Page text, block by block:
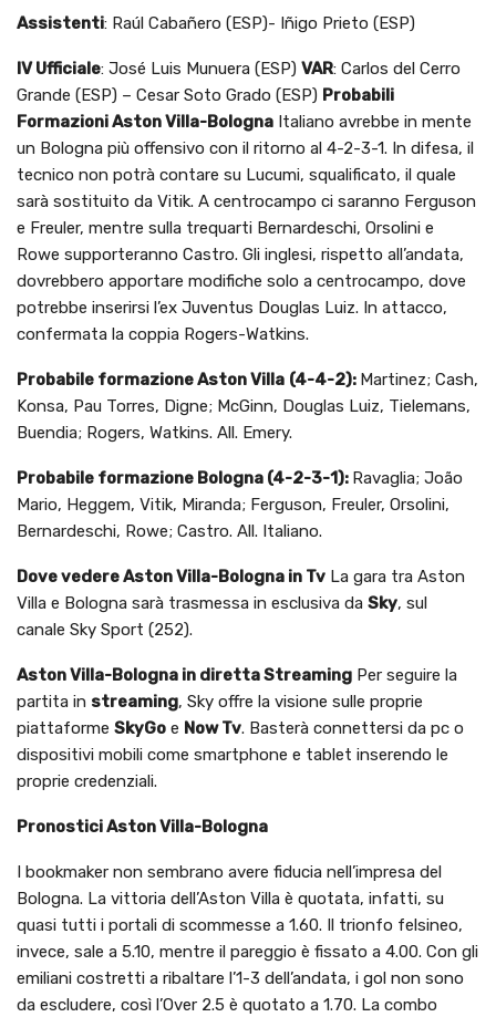
Assistenti: Raúl Cabañero (ESP)- Iñigo Prieto (ESP)
IV Ufficiale: José Luis Munuera (ESP) VAR: Carlos del Cerro
Grande (ESP) – Cesar Soto Grado (ESP) Probabili
Formazioni Aston Villa-Bologna Italiano avrebbe in mente
un Bologna più offensivo con il ritorno al 4-2-3-1. In difesa, il
tecnico non potrà contare su Lucumi, squalificato, il quale
sarà sostituito da Vitik. A centrocampo ci saranno Ferguson
e Freuler, mentre sulla trequarti Bernardeschi, Orsolini e
Rowe supporteranno Castro. Gli inglesi, rispetto all’andata,
dovrebbero apportare modifiche solo a centrocampo, dove
potrebbe inserirsi l’ex Juventus Douglas Luiz. In attacco,
confermata la coppia Rogers-Watkins.
Probabile formazione Aston Villa (4-4-2): Martinez; Cash,
Konsa, Pau Torres, Digne; McGinn, Douglas Luiz, Tielemans,
Buendia; Rogers, Watkins. All. Emery.
Probabile formazione Bologna (4-2-3-1): Ravaglia; João
Mario, Heggem, Vitik, Miranda; Ferguson, Freuler, Orsolini,
Bernardeschi, Rowe; Castro. All. Italiano.
Dove vedere Aston Villa-Bologna in Tv La gara tra Aston
Villa e Bologna sarà trasmessa in esclusiva da Sky, sul
canale Sky Sport (252).
Aston Villa-Bologna in diretta Streaming Per seguire la
partita in streaming, Sky offre la visione sulle proprie
piattaforme SkyGo e Now Tv. Basterà connettersi da pc o
dispositivi mobili come smartphone e tablet inserendo le
proprie credenziali.
Pronostici Aston Villa-Bologna
I bookmaker non sembrano avere fiducia nell’impresa del
Bologna. La vittoria dell’Aston Villa è quotata, infatti, su
quasi tutti i portali di scommesse a 1.60. Il trionfo felsineo,
invece, sale a 5.10, mentre il pareggio è fissato a 4.00. Con gli
emiliani costretti a ribaltare l’1-3 dell’andata, i gol non sono
da escludere, così l’Over 2.5 è quotato a 1.70. La combo